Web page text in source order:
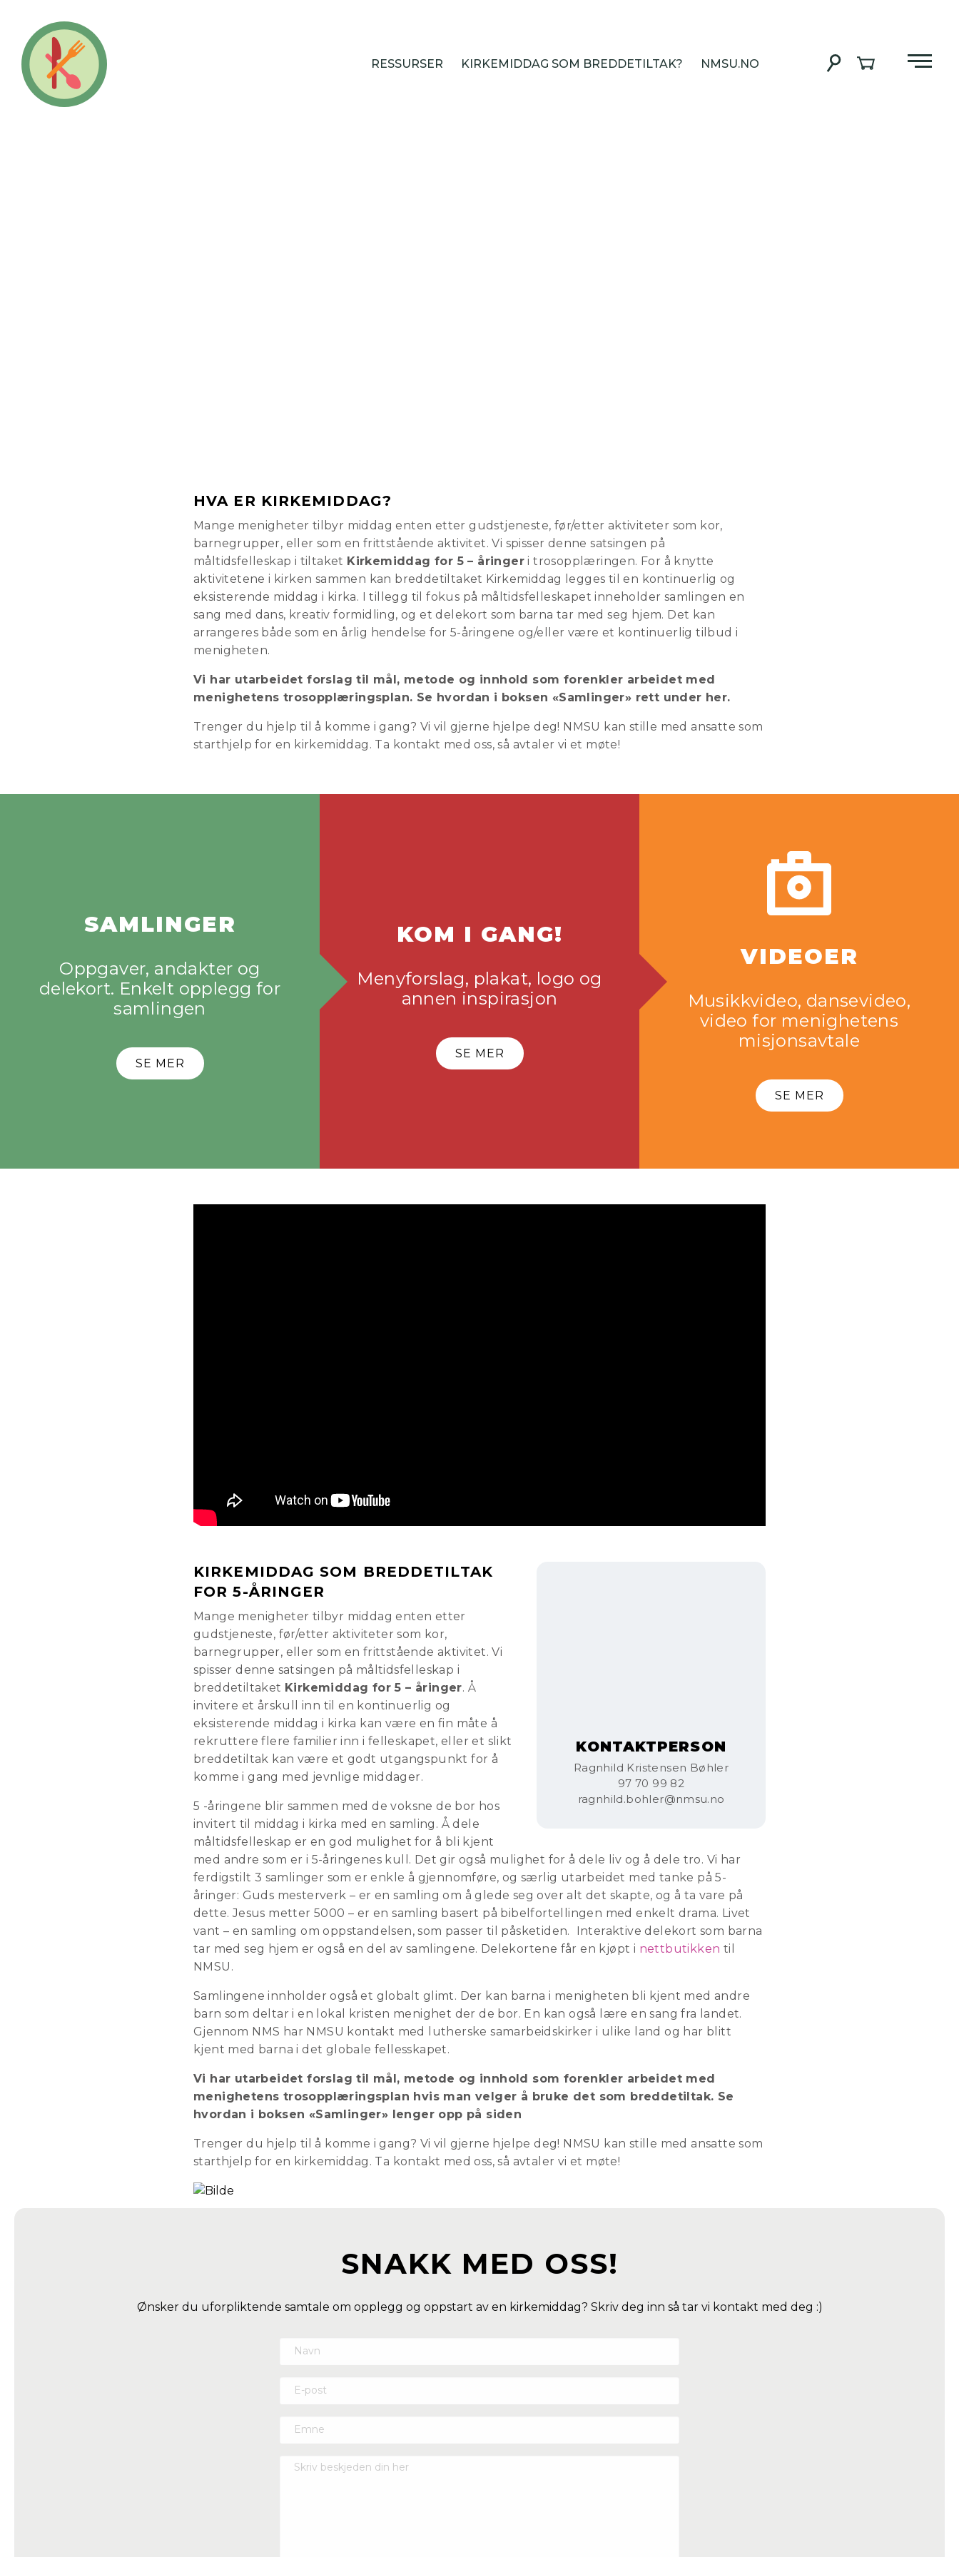
NMSU.NO
KIRKEMIDDAG SOM BREDDETILTAK?
RESSURSER
HVA ER KIRKEMIDDAG?
Mange menigheter tilbyr middag enten etter gudstjeneste, før/etter aktiviteter som kor,
barnegrupper, eller som en frittstående aktivitet. Vi spisser denne satsingen på
måltidsfelleskap i tiltaket Kirkemiddag for 5 – åringer i trosopplæringen. For å knytte
aktivitetene i kirken sammen kan breddetiltaket Kirkemiddag legges til en kontinuerlig og
eksisterende middag i kirka. I tillegg til fokus på måltidsfelleskapet inneholder samlingen en
sang med dans, kreativ formidling, og et delekort som barna tar med seg hjem. Det kan
arrangeres både som en årlig hendelse for 5-åringene og/eller være et kontinuerlig tilbud i
menigheten.
Vi har utarbeidet forslag til mål, metode og innhold som forenkler arbeidet med
menighetens trosopplæringsplan. Se hvordan i boksen «Samlinger» rett under her.
Trenger du hjelp til å komme i gang? Vi vil gjerne hjelpe deg! NMSU kan stille med ansatte som
starthjelp for en kirkemiddag. Ta kontakt med oss, så avtaler vi et møte!
SAMLINGER
Oppgaver, andakter og
delekort. Enkelt opplegg for
samlingen
SE MER
KOM I GANG!
Menyforslag, plakat, logo og
annen inspirasjon
SE MER
VIDEOER
Musikkvideo, dansevideo,
video for menighetens
misjonsavtale
SE MER
KONTAKTPERSON
Ragnhild Kristensen Bøhler
97 70 99 82
ragnhild.bohler@nmsu.no
KIRKEMIDDAG SOM BREDDETILTAK
FOR 5-ÅRINGER
Mange menigheter tilbyr middag enten etter
gudstjeneste, før/etter aktiviteter som kor,
barnegrupper, eller som en frittstående aktivitet. Vi
spisser denne satsingen på måltidsfelleskap i
breddetiltaket Kirkemiddag for 5 – åringer. Å
invitere et årskull inn til en kontinuerlig og
eksisterende middag i kirka kan være en fin måte å
rekruttere flere familier inn i felleskapet, eller et slikt
breddetiltak kan være et godt utgangspunkt for å
komme i gang med jevnlige middager.
5 -åringene blir sammen med de voksne de bor hos
invitert til middag i kirka med en samling. Å dele
måltidsfelleskap er en god mulighet for å bli kjent
med andre som er i 5-åringenes kull. Det gir også mulighet for å dele liv og å dele tro. Vi har
ferdigstilt 3 samlinger som er enkle å gjennomføre, og særlig utarbeidet med tanke på 5-
åringer: Guds mesterverk – er en samling om å glede seg over alt det skapte, og å ta vare på
dette. Jesus metter 5000 – er en samling basert på bibelfortellingen med enkelt drama. Livet
vant – en samling om oppstandelsen, som passer til påsketiden. Interaktive delekort som barna
tar med seg hjem er også en del av samlingene. Delekortene får en kjøpt i nettbutikken til
NMSU.
Samlingene innholder også et globalt glimt. Der kan barna i menigheten bli kjent med andre
barn som deltar i en lokal kristen menighet der de bor. En kan også lære en sang fra landet.
Gjennom NMS har NMSU kontakt med lutherske samarbeidskirker i ulike land og har blitt
kjent med barna i det globale fellesskapet.
Vi har utarbeidet forslag til mål, metode og innhold som forenkler arbeidet med
menighetens trosopplæringsplan hvis man velger å bruke det som breddetiltak. Se
hvordan i boksen «Samlinger» lenger opp på siden
Trenger du hjelp til å komme i gang? Vi vil gjerne hjelpe deg! NMSU kan stille med ansatte som
starthjelp for en kirkemiddag. Ta kontakt med oss, så avtaler vi et møte!
SNAKK MED OSS!
Ønsker du uforpliktende samtale om opplegg og oppstart av en kirkemiddag? Skriv deg inn så tar vi kontakt med deg :)